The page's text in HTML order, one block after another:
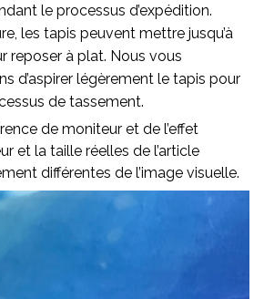
le processus d’expédition.
les tapis peuvent mettre jusqu’à
reposer à plat. Nous vous
d’aspirer légèrement le tapis pour
de tassement.
de moniteur et de l’effet
et la taille réelles de l’article
différentes de l’image visuelle.